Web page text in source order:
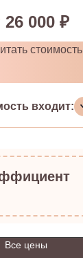
26 000 ₽
стоимость
входит:
Все цены